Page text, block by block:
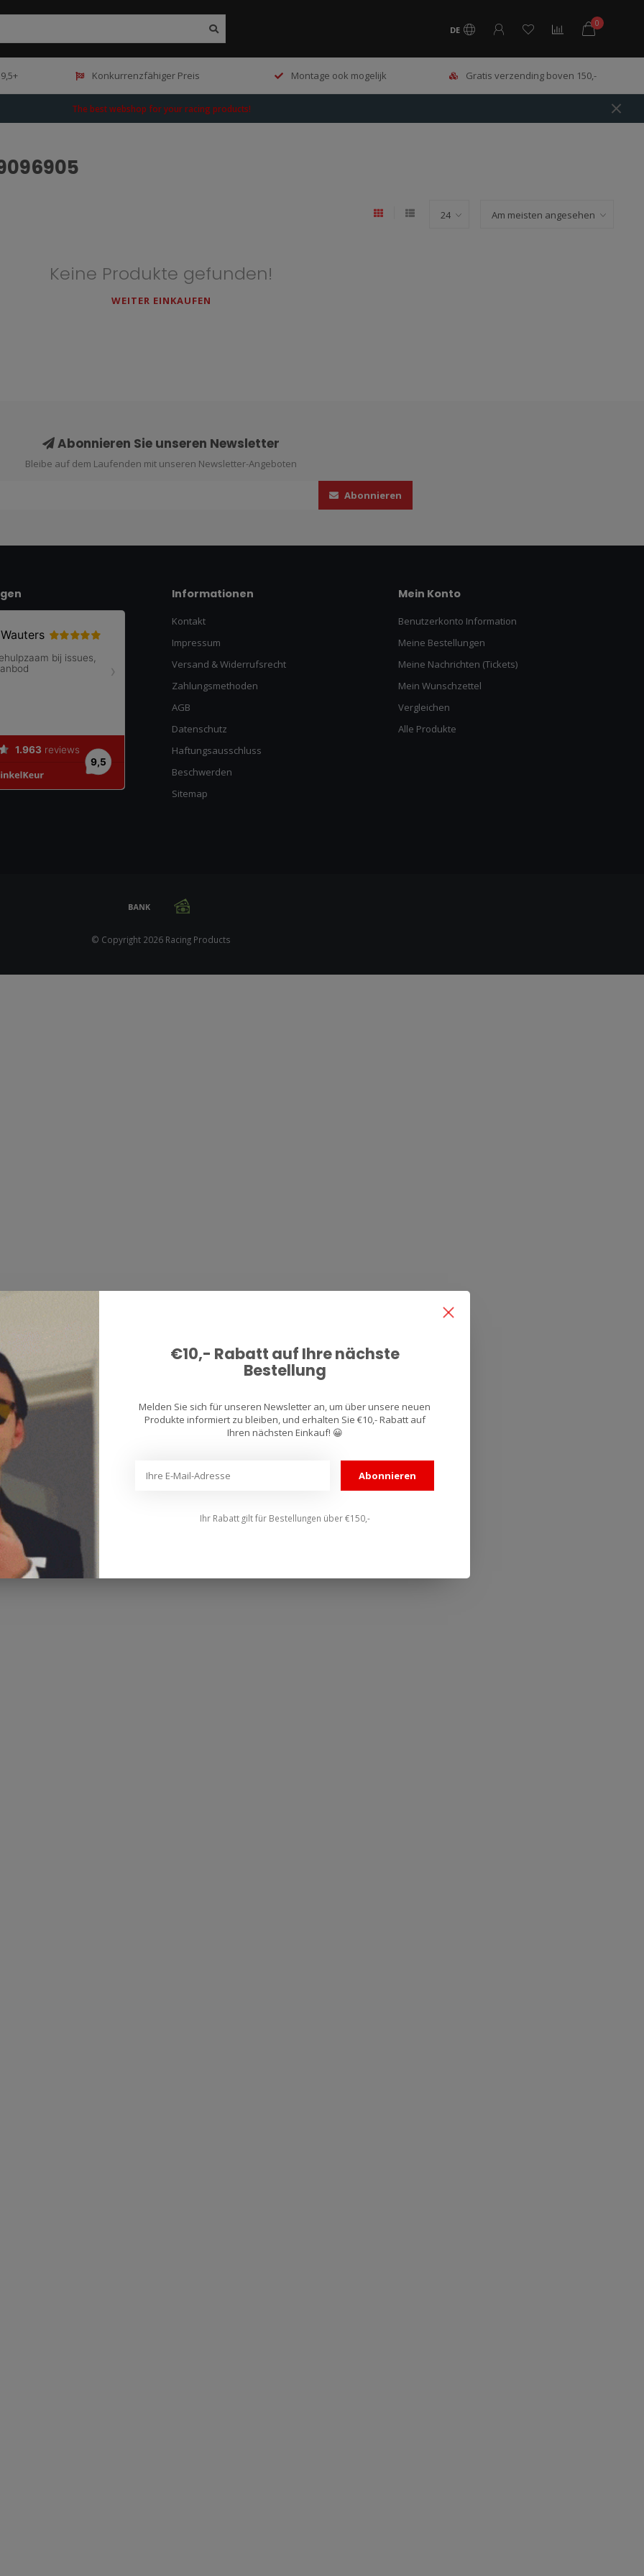
DE
0
Konkurrenzfähiger Preis Montage ook mogelijk Gratis verzending boven 150,-
The best webshop for your racing products!
Keine Produkte gefunden!
WEITER EINKAUFEN
Abonnieren Sie unseren Newsletter
Bleibe auf dem Laufenden mit unseren Newsletter-Angeboten
Abonnieren
Informationen
Kontakt
Impressum
Versand & Widerrufsrecht
Zahlungsmethoden
AGB
Datenschutz
Haftungsausschluss
Beschwerden
Sitemap
Mein Konto
Benutzerkonto Information
Meine Bestellungen
Meine Nachrichten (Tickets)
Mein Wunschzettel
Vergleichen
Alle Produkte
© Copyright 2026 Racing Products
€10,- Rabatt auf Ihre nächste
Bestellung
Melden Sie sich für unseren Newsletter an, um über unsere neuen
Produkte informiert zu bleiben, und erhalten Sie €10,- Rabatt auf
Ihren nächsten Einkauf! 😀
Abonnieren
Ihr Rabatt gilt für Bestellungen über €150,-